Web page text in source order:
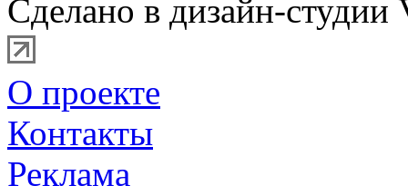
Сделано в дизайн-студии
О проекте
Контакты
Реклама